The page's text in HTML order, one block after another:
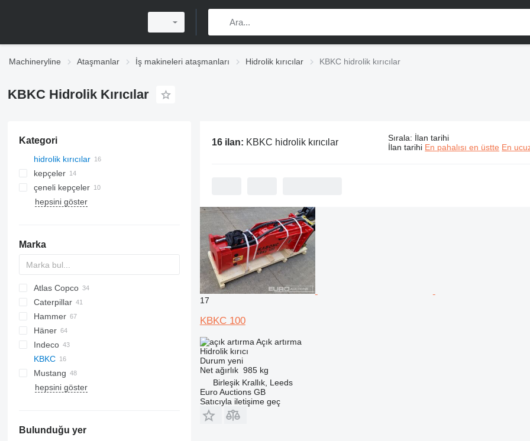
Machineryline Ataşmanlar İş makineleri ataşmanları Hidrolik kırıcılar KBKC hidrolik kırıcılar
KBKC Hidrolik Kırıcılar
Kategori
hidrolik kırıcılar
kepçeler
elekli kovalari
çeneli kepçeler
hepsini göster
Marka
AX
Atlas Copco
TEX
B series
CK
Caterpillar
120
140
160
301
302
312
322
HB
MB
SB
EHB
F-Series
F-series
GT
Hammer
HM
HP
HS
XL
H-series
HRX
FX
Häner
HX
Indeco
HP
MES
3CX
4CX
8014
8018
KBKC
920
KM
HM
PC
HM
M-series
R-series
VA
BRH
BRV
Mustang
BRH
E-series
B-series
TOP
PRB
777
OLS
SB
TB
CW
EC
hepsini göster
Bulunduğu yer
16 ilan: KBKC hidrolik kırıcılar Sırala: İlan tarihi
İlan tarihi En pahalısı en üstte En
17
KBKC 100
Açık artırma
Hidrolik kırıcı
Durum yeni
Net ağırlık 985 kg
Birleşik Krallık, Leeds
Euro Auctions GB
Satıcıyla iletişime geç